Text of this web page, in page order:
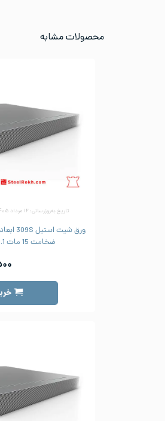
محصولات مشابه
تاریخ به‌روزرسانی: ۱۲ مرداد ۱۴۰۵ | ۱۶:۳۴
ضخامت 15 مات No.1